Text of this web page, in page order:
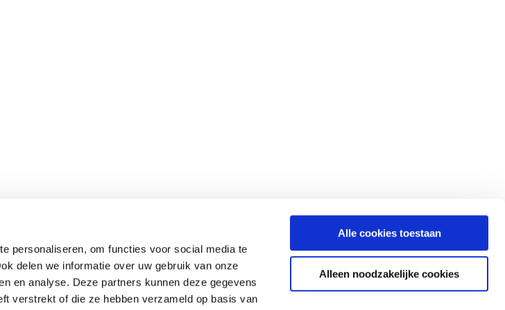
personaliseren, om functies voor social media te
delen we informatie over uw gebruik van onze
en analyse. Deze partners kunnen deze gegevens
verstrekt of die ze hebben verzameld op basis van
Alle cookies toestaan
Alleen noodzakelijke cookies